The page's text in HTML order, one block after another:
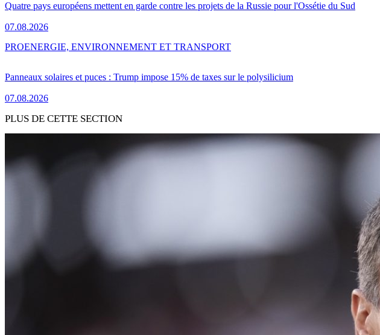
Quatre pays européens mettent en garde contre les projets de la Russie pour l'Ossétie du Sud
07.08.2026
Panneaux solaires et puces : Trump impose 15% de taxes sur le polysilicium
07.08.2026
PROENERGIE, ENVIRONNEMENT ET TRANSPORT
PLUS DE CETTE SECTION